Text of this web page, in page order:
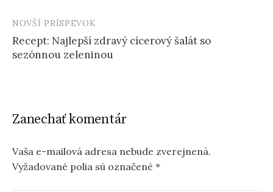
NOVŠÍ PRÍSPEVOK
Recept: Najlepší zdravý cícerový šalát so
sezónnou zeleninou
Zanechať komentár
Vaša e-mailová adresa nebude zverejnená.
Vyžadované polia sú označené *